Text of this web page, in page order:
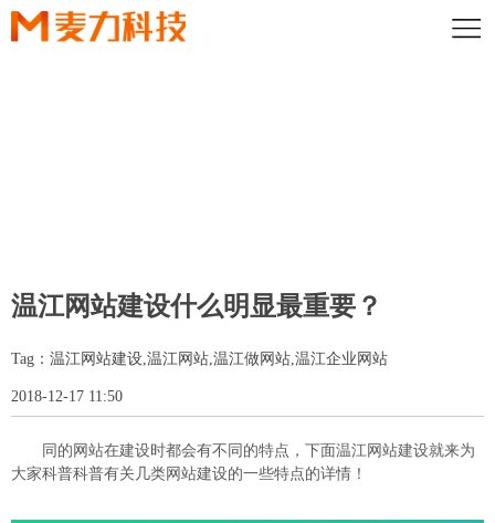
的地为设计而设计的做法
温江网站建设什么明显最重要？
Tag：温江网站建设,温江网站,温江做网站,温江企业网站
2018-12-17 11:50
同的网站在建设时都会有不同的特点，下面温江网站建设就来为
大家科普科普有关几类网站建设的一些特点的详情！